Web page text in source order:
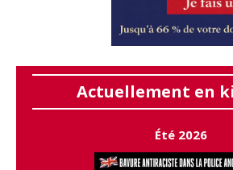
Actuellement en
Été 2026